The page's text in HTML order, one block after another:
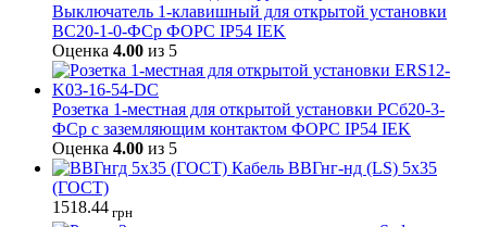
Выключатель 1-клавишный для открытой установки
ВС20-1-0-ФСр ФОРС IP54 IEK
Оценка 4.00 из 5
Розетка 1-местная для открытой установки РСб20-3-
ФСр с заземляющим контактом ФОРС IP54 IEK
Оценка 4.00 из 5
Кабель ВВГнг-нд (LS) 5х35
(ГОСТ)
1518.44 грн